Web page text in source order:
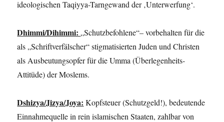
ideologischen Taqiyya-Tarngewand der ‚Unterwerfung‘.
Dhimmi/Dihimmi:„Schutzbefohlene“– vorbehalten für die
als „Schriftverfälscher“ stigmatisierten Juden und Christen
als Ausbeutungsopfer für die Umma (Überlegenheits-
Attitüde) der Moslems.
Dshizya/Jizya/Joya: Kopfsteuer (Schutzgeld!), bedeutende
Einnahmequelle in rein islamischen Staaten, zahlbar von